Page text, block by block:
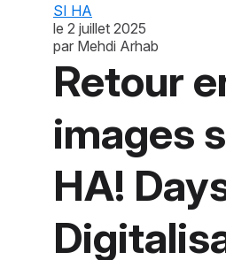
SI HA
le 2 juillet 2025
par Mehdi Arhab
Retour
images
HA!